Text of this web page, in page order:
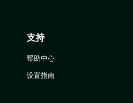
支持
帮助中心
设置指南